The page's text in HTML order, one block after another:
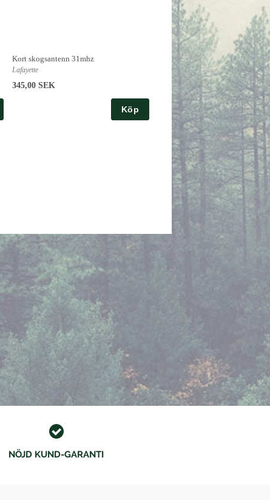
Kort skogsantenn 31mhz
Lafayette
345,00 SEK
Köp
NÖJD KUND-GARANTI